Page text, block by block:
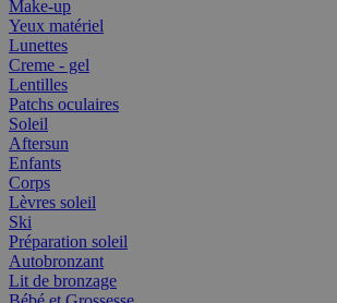
Make-up
Yeux matériel
Lunettes
Creme - gel
Lentilles
Patchs oculaires
Soleil
Aftersun
Enfants
Corps
Lèvres soleil
Ski
Préparation soleil
Autobronzant
Lit de bronzage